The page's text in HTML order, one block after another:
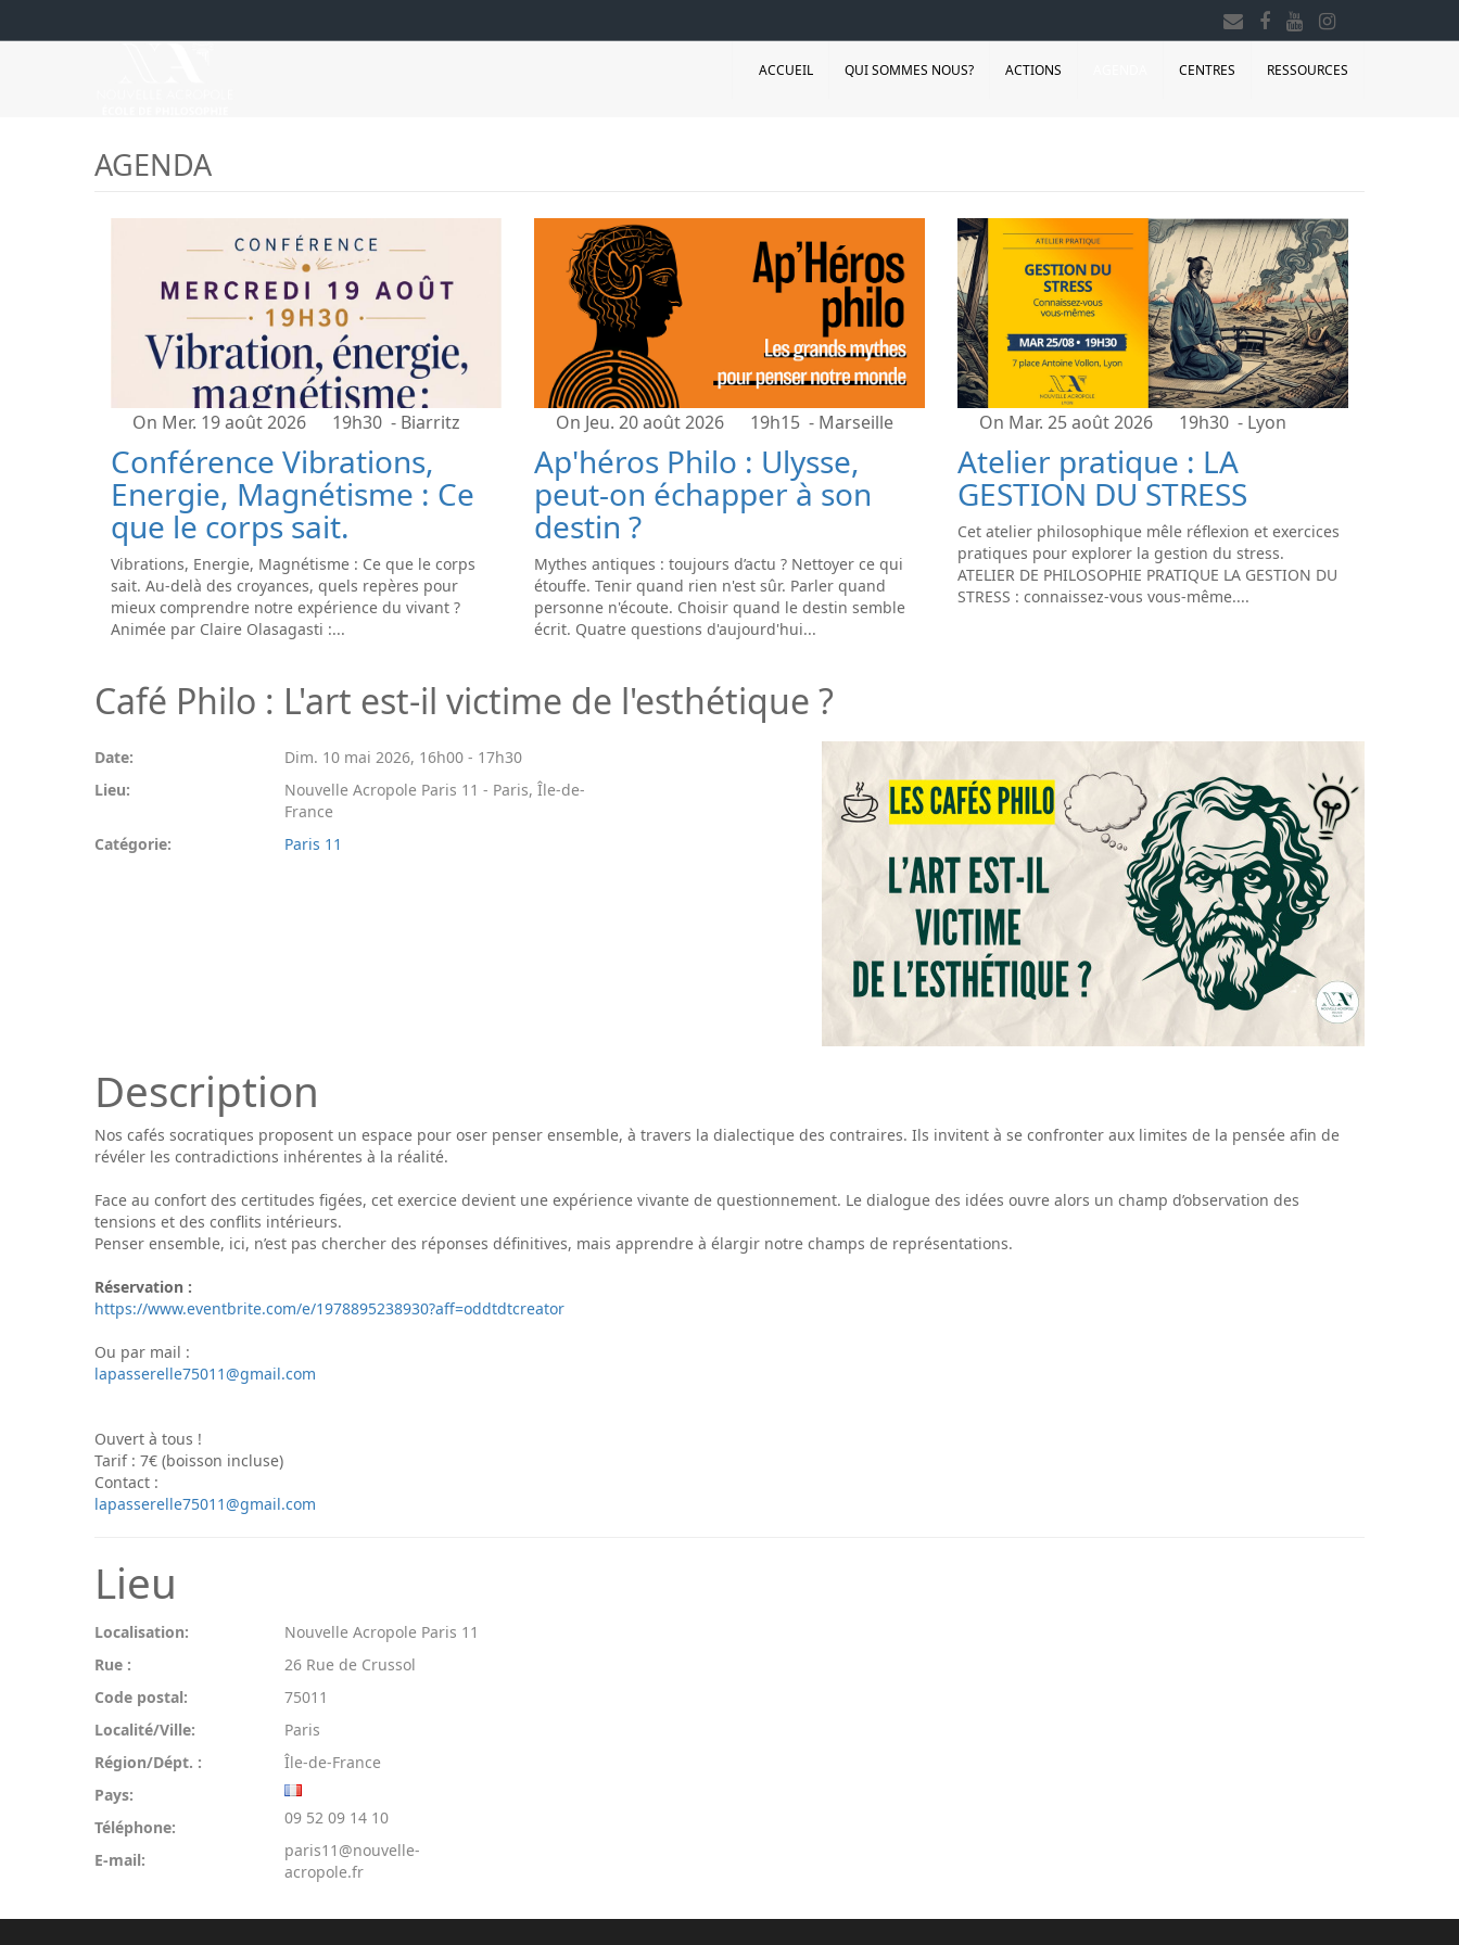
ACCUEIL QUI SOMMES NOUS? ACTIONS CENTRES RESSOURCES
AGENDA
On Mer. 19 août 2026 19h30 - Biarritz
Conférence Vibrations,
Energie, Magnétisme : Ce
que le corps sait.
Vibrations, Energie, Magnétisme : Ce que le corps
sait. Au-delà des croyances, quels repères pour
mieux comprendre notre expérience du vivant ?
Animée par Claire Olasagasti :...
On Jeu. 20 août 2026 19h15 - Marseille
Ap'héros Philo : Ulysse,
peut-on échapper à son
destin ?
Mythes antiques : toujours d’actu ? Nettoyer ce qui
étouffe. Tenir quand rien n'est sûr. Parler quand
personne n'écoute. Choisir quand le destin semble
écrit. Quatre questions d'aujourd'hui...
On Mar. 25 août 2026 19h30 - Lyon
Atelier pratique : LA
GESTION DU STRESS
Cet atelier philosophique mêle réflexion et exercices
pratiques pour explorer la gestion du stress.
ATELIER DE PHILOSOPHIE PRATIQUE LA GESTION DU
STRESS : connaissez-vous vous-même....
Café Philo : L'art est-il victime de l'esthétique ?
Date: Dim. 10 mai 2026, 16h00 - 17h30
Lieu:
Nouvelle Acropole Paris 11 - Paris, Île-de-
France
Catégorie:
Paris 11
Description
Nos cafés socratiques proposent un espace pour oser penser ensemble, à travers la dialectique des contraires. Ils invitent à se confronter aux limites de la pensée afin de
révéler les contradictions inhérentes à la réalité.
Face au confort des certitudes figées, cet exercice devient une expérience vivante de questionnement. Le dialogue des idées ouvre alors un champ d’observation des
tensions et des conflits intérieurs.
Penser ensemble, ici, n’est pas chercher des réponses définitives, mais apprendre à élargir notre champs de représentations.
Réservation :
https://www.eventbrite.com/e/1978895238930?aff=oddtdtcreator
Ou par mail :
lapasserelle75011@gmail.com
Ouvert à tous !
Tarif : 7€ (boisson incluse)
Contact :
lapasserelle75011@gmail.com
Lieu
Localisation:
Nouvelle Acropole Paris 11
Rue :
26 Rue de Crussol
Code postal:
75011
Localité/Ville:
Paris
Région/Dépt. :
Île-de-France
Pays:
Téléphone:
09 52 09 14 10
E-mail:
paris11@nouvelle-
acropole.fr